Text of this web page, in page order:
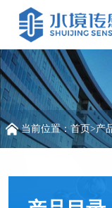
当前位置：首页>产